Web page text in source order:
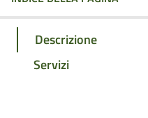
Descrizione
Servizi